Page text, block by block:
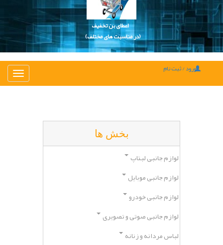
اعطای بن تخفیف
(در مناسبت های مختلف)
تغییر ورود / ثبت نام
بخش ها
لوازم جانبی لبتاپ
لوازم جانبی موبایل
لوازم جانبی خودرو
لوازم جانبی صوتی و تصویری
لباس مردانه و زنانه